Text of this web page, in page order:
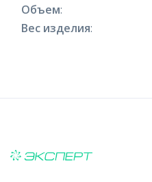
Объем:
Вес изделия: